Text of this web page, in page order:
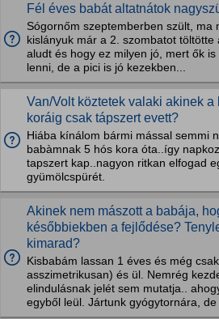
Fél éves babát altatnátok
Sógornőm szeptemberben szült, ma
kislányuk már a 2. szombatot töltötte
aludt és hogy ez milyen jó, mert ők
lenni, de a pici is jó kezekben...
Van/Volt köztetek valaki akinek a
koráig csak tápszert evett?
Hiába kínálom bármi mással semmi
babàmnak 5 hós kora óta..így
tapszert kap..nagyon ritkan elfogad
gyümölcspürét.
Akinek nem mászott a babája,
későbbiekben a fejlődése?
kimarad?
Kisbabám lassan 1 éves és még
asszimetrikusan) és ül. Nemrég
elindulásnak jelét sem mutatja..
egyből leül. Jártunk gyógytornára, de